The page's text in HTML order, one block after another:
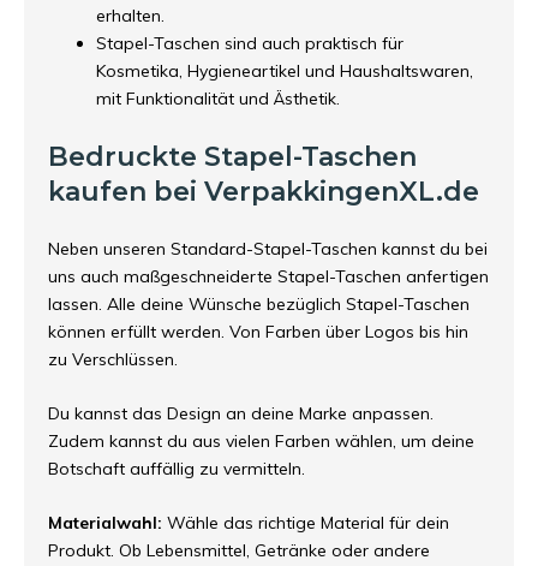
erhalten.
Stapel-Taschen sind auch praktisch für
Kosmetika, Hygieneartikel und Haushaltswaren,
mit Funktionalität und Ästhetik.
Bedruckte Stapel-Taschen
kaufen bei VerpakkingenXL.de
Neben unseren Standard-Stapel-Taschen kannst du bei
uns auch maßgeschneiderte Stapel-Taschen anfertigen
lassen. Alle deine Wünsche bezüglich Stapel-Taschen
können erfüllt werden. Von Farben über Logos bis hin
zu Verschlüssen.
Du kannst das Design an deine Marke anpassen.
Zudem kannst du aus vielen Farben wählen, um deine
Botschaft auffällig zu vermitteln.
Materialwahl: Wähle das richtige Material für dein
Produkt. Ob Lebensmittel, Getränke oder andere